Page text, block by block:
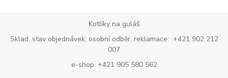
Kotlíky na guláš
Sklad, stav objednávek, osobní odběr, reklamace: +421 902 212
007
e-shop: +421 905 580 562